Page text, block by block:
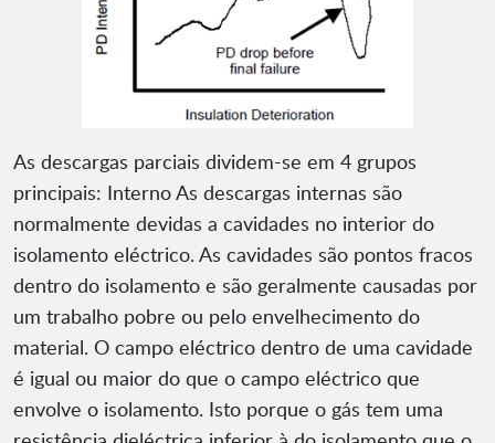
As descargas parciais dividem-se em 4 grupos
principais: Interno As descargas internas são
normalmente devidas a cavidades no interior do
isolamento eléctrico. As cavidades são pontos fracos
dentro do isolamento e são geralmente causadas por
um trabalho pobre ou pelo envelhecimento do
material. O campo eléctrico dentro de uma cavidade
é igual ou maior do que o campo eléctrico que
envolve o isolamento. Isto porque o gás tem uma